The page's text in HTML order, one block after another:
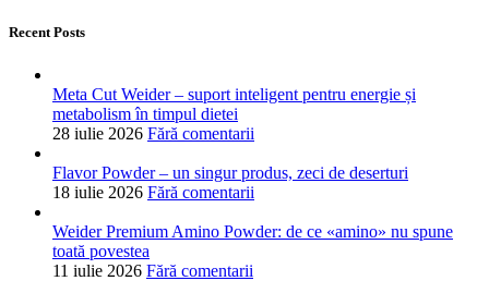
Recent Posts
Meta Cut Weider – suport inteligent pentru energie și
metabolism în timpul dietei
28 iulie 2026 Fără comentarii
Flavor Powder – un singur produs, zeci de deserturi
18 iulie 2026 Fără comentarii
Weider Premium Amino Powder: de ce «amino» nu spune
toată povestea
11 iulie 2026 Fără comentarii